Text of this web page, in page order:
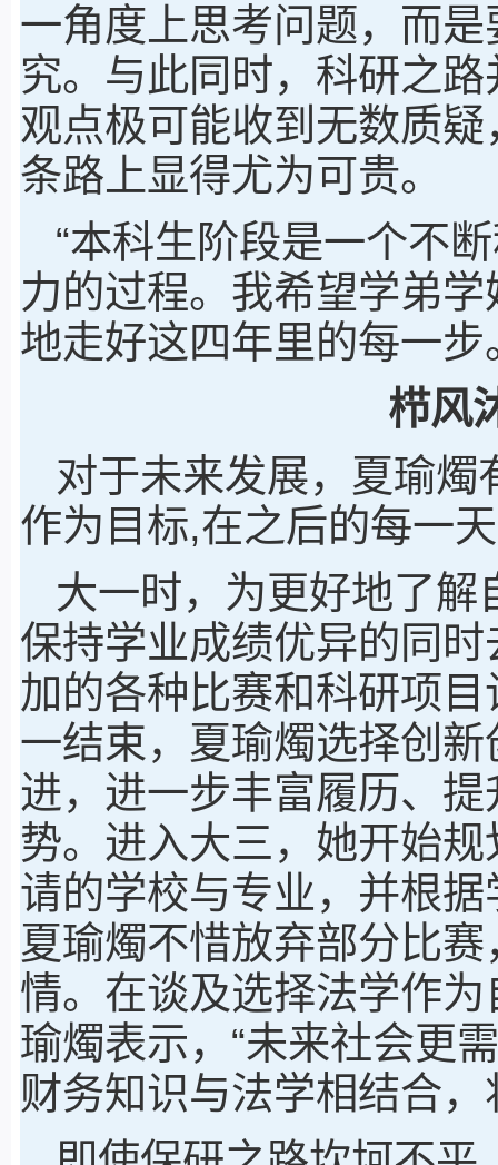
一角度上思考问题，而
究。与此同时，科研之
观点极可能收到无数质
条路上显得尤为可贵。
“本科生阶段是一个不
力的过程。我希望学弟
地走好这四年里的每一步
栉风
对于未来发展，夏瑜
作为目标,在之后的每一
大一时，为更好地了
保持学业成绩优异的同
加的各种比赛和科研项
一结束，夏瑜燭选择创
进，进一步丰富履历、
势。进入大三，她开始
请的学校与专业，并根
夏瑜燭不惜放弃部分比
情。在谈及选择法学作
瑜燭表示，“未来社会更
财务知识与法学相结合